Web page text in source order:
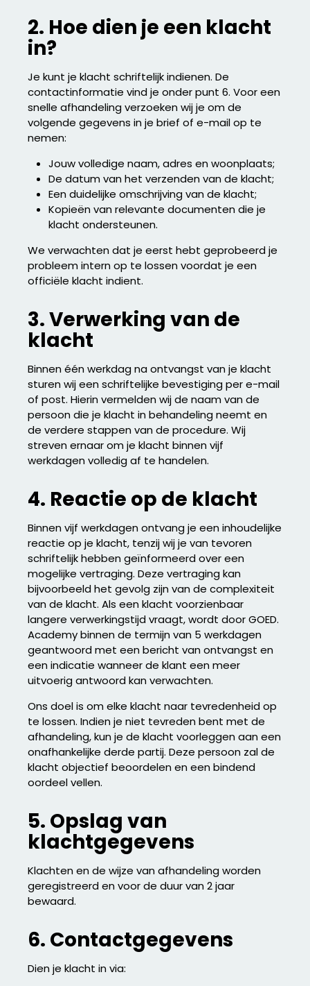
2. Hoe dien je een klacht
in?
Je kunt je klacht schriftelijk indienen. De
contactinformatie vind je onder punt 6. Voor een
snelle afhandeling verzoeken wij je om de
volgende gegevens in je brief of e-mail op te
nemen:
Jouw volledige naam, adres en woonplaats;
De datum van het verzenden van de klacht;
Een duidelijke omschrijving van de klacht;
Kopieën van relevante documenten die je
klacht ondersteunen.
We verwachten dat je eerst hebt geprobeerd je
probleem intern op te lossen voordat je een
officiële klacht indient.
3. Verwerking van de
klacht
Binnen één werkdag na ontvangst van je klacht
sturen wij een schriftelijke bevestiging per e-mail
of post. Hierin vermelden wij de naam van de
persoon die je klacht in behandeling neemt en
de verdere stappen van de procedure. Wij
streven ernaar om je klacht binnen vijf
werkdagen volledig af te handelen.
4. Reactie op de klacht
Binnen vijf werkdagen ontvang je een inhoudelijke
reactie op je klacht, tenzij wij je van tevoren
schriftelijk hebben geïnformeerd over een
mogelijke vertraging. Deze vertraging kan
bijvoorbeeld het gevolg zijn van de complexiteit
van de klacht. Als een klacht voorzienbaar
langere verwerkingstijd vraagt, wordt door GOED.
Academy binnen de termijn van 5 werkdagen
geantwoord met een bericht van ontvangst en
een indicatie wanneer de klant een meer
uitvoerig antwoord kan verwachten.
Ons doel is om elke klacht naar tevredenheid op
te lossen. Indien je niet tevreden bent met de
afhandeling, kun je de klacht voorleggen aan een
onafhankelijke derde partij. Deze persoon zal de
klacht objectief beoordelen en een bindend
oordeel vellen.
5. Opslag van
klachtgegevens
Klachten en de wijze van afhandeling worden
geregistreerd en voor de duur van 2 jaar
bewaard.
6. Contactgegevens
Dien je klacht in via: